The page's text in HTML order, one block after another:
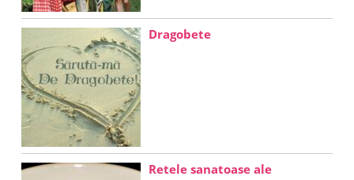
Dragobete
Retele sanatoase ale